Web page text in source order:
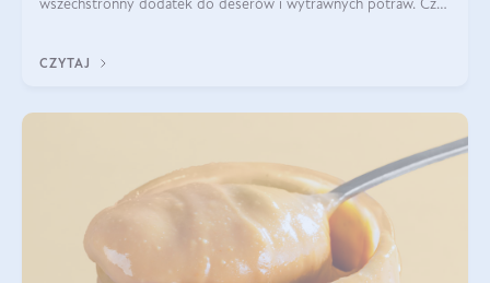
wszechstronny dodatek do deserów i wytrawnych potraw. Czy
CZYTAJ